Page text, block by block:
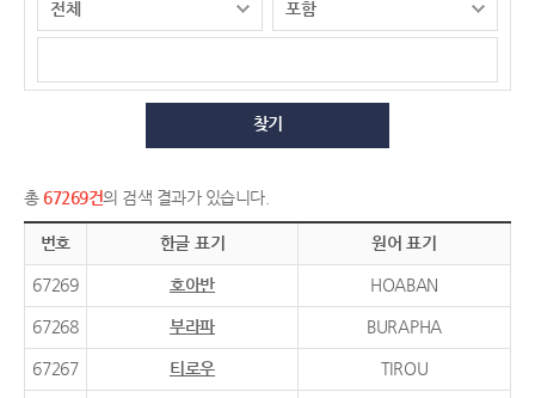
찾기
총 67269건의 검색 결과가 있습니다.
번호 한글 표기 원어 표기
67269 호아반 HOABAN
67268 부라파 BURAPHA
67267 티로우 TIROU